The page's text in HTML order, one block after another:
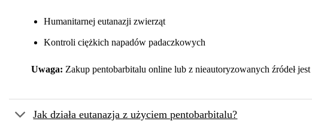
Humanitarnej eutanazji zwierząt
Kontroli ciężkich napadów padaczkowych
Uwaga: Zakup pentobarbitalu online lub z nieautoryzowanych źródeł jest
Jak działa eutanazja z użyciem pentobarbitalu?